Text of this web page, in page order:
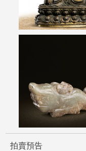
拍賣預告